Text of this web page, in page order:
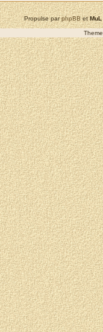
Propulse parphpBBetMuL